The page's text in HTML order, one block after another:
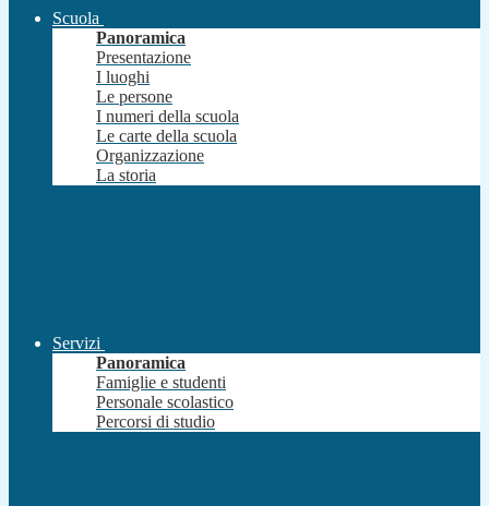
Scuola
Panoramica
Presentazione
I luoghi
Le persone
I numeri della scuola
Le carte della scuola
Organizzazione
La storia
Servizi
Panoramica
Famiglie e studenti
Personale scolastico
Percorsi di studio